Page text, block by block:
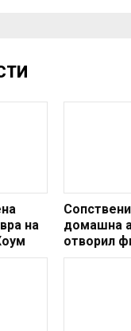
на
домашна
отворил
добија